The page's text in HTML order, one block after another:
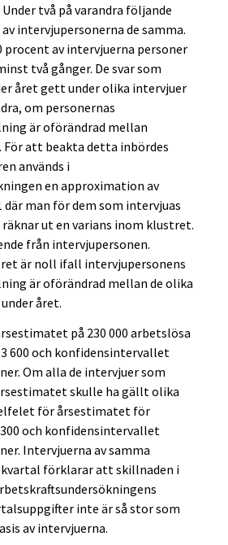
två på varandra följande
intervjupersonerna de samma.
procent av intervjuerna personer
två gånger. De svar som
året gett under olika intervjuer
om personernas
är oförändrad mellan
att beakta detta inbördes
används i
en approximation av
där man för dem som intervjuas
ut en varians inom klustret.
från intervjupersonen.
är noll ifall intervjupersonens
är oförändrad mellan de olika
året.
på 230 000 arbetslösa
600 och konfidensintervallet
Om alla de intervjuer som
skulle ha gällt olika
för årsestimatet för
och konfidensintervallet
Intervjuerna av samma
kvartal förklarar att skillnaden i
inte är så stor som
av intervjuerna.